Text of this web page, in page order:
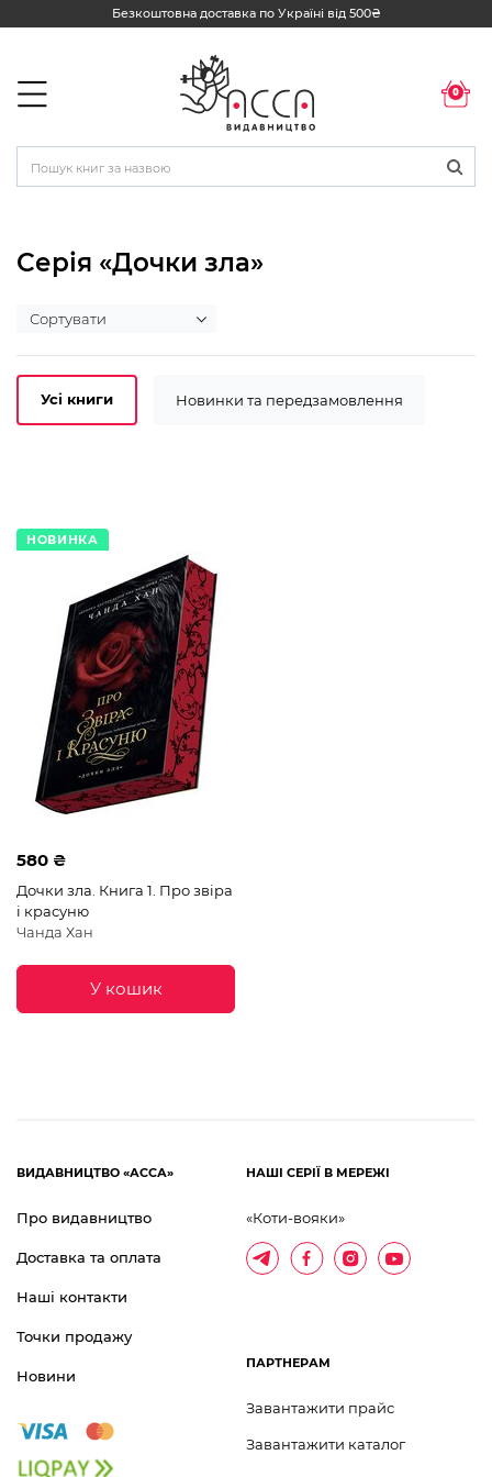
Безкоштовна доставка по Україні від 500₴
0
Серія «Дочки зла»
Усі книги Новинки та передзамовлення
НОВИНКА
580 ₴
Дочки зла. Книга 1. Про звіра
і красуню
Чанда Хан
У кошик
ВИДАВНИЦТВО «АССА»
Про видавництво
Доставка та оплата
Наші контакти
Точки продажу
Новини
НАШІ СЕРІЇ В МЕРЕЖІ
«Коти-вояки»
ПАРТНЕРАМ
Завантажити прайс
Завантажити каталог